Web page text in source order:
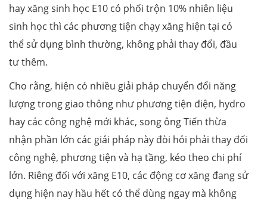
hay xăng sinh học E10 có phối trộn 10% nhiên liệu
sinh học thì các phương tiện chạy xăng hiện tại có
thể sử dụng bình thường, không phải thay đổi, đầu
tư thêm.
Cho rằng, hiện có nhiều giải pháp chuyển đổi năng
lượng trong giao thông như phương tiện điện, hydro
hay các công nghệ mới khác, song ông Tiến thừa
nhận phần lớn các giải pháp này đòi hỏi phải thay đổi
công nghệ, phương tiện và hạ tầng, kéo theo chi phí
lớn. Riêng đối với xăng E10, các động cơ xăng đang sử
dụng hiện nay hầu hết có thể dùng ngay mà không